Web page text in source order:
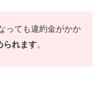
っても違約金がかか
られます。